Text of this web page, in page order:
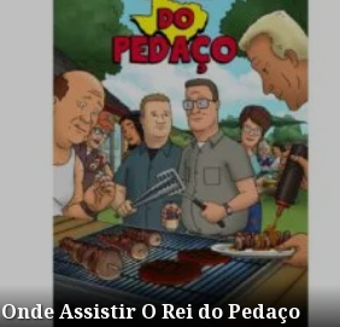
Onde Assistir O Rei do Pedaço